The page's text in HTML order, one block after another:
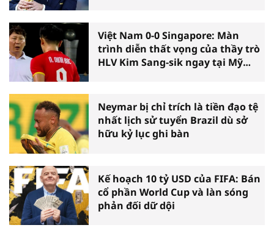
Việt Nam 0-0 Singapore: Màn
trình diễn thất vọng của thầy trò
HLV Kim Sang-sik ngay tại Mỹ
Neymar bị chỉ trích là tiền đạo tệ
nhất lịch sử tuyển Brazil dù sở
hữu kỷ lục ghi bàn
Kế hoạch 10 tỷ USD của FIFA: Bán
cổ phần World Cup và làn sóng
phản đối dữ dội